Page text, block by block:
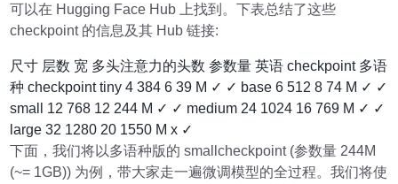
可以在 Hugging Face Hub 上找到。下表总结了这些
checkpoint 的信息及其 Hub 链接:
尺寸 层数 宽 多头注意力的头数 参数量 英语 checkpoint 多语
种 checkpoint tiny 4 384 6 39 M ✓ ✓ base 6 512 8 74 M ✓ ✓
small 12 768 12 244 M ✓ ✓ medium 24 1024 16 769 M ✓ ✓
large 32 1280 20 1550 M x ✓
下面，我们将以多语种版的 smallcheckpoint (参数量 244M
(~= 1GB)) 为例，带大家走一遍微调模型的全过程。我们将使